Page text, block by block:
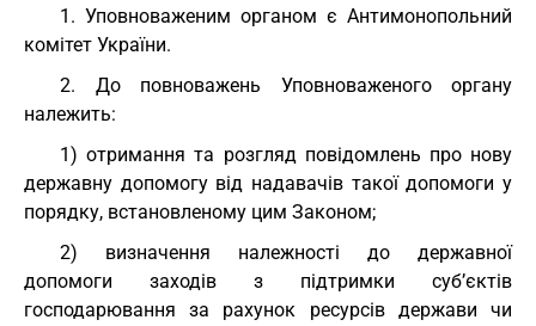
1. Уповноваженим органом є Антимонопольний
комітет України.
2. До повноважень Уповноваженого органу
належить:
1) отримання та розгляд повідомлень про нову
державну допомогу від надавачів такої допомоги у
порядку, встановленому цим Законом;
2) визначення належності до державної
допомоги заходів з підтримки суб’єктів
господарювання за рахунок ресурсів держави чи